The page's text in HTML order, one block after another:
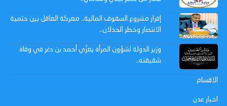
إقرار مشروع السقوف المالية.. معركة العاقل بين حتمية
الانتصار وخطر الخذلان..
وزير الدولة لشؤون المرأة يعزّي أحمد بن دغر في وفاة
شقيقته..
الاقسام
اخبار عدن